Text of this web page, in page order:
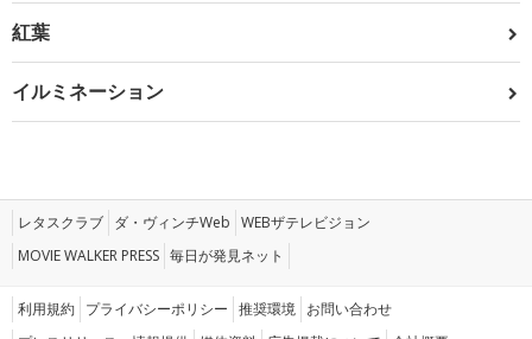
紅葉
イルミネーション
レタスクラブ ダ・ヴィンチWeb WEBザテレビジョン
MOVIE WALKER PRESS 毎日が発見ネット
利用規約 プライバシーポリシー 推奨環境 お問い合わせ